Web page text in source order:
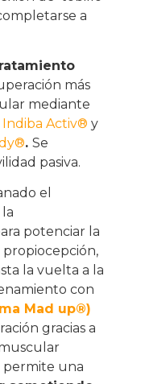
a
más
mediante
Indiba Activ® y
. Se
pasiva.
el
potenciar la
la vuelta a la
con
Mad up®)
gracias a
permite una